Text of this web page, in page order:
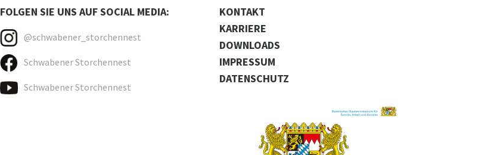
FOLGEN SIE UNS AUF SOCIAL MEDIA:
@schwabener_storchennest
Schwabener Storchennest
Schwabener Storchennest
KONTAKT
KARRIERE
DOWNLOADS
IMPRESSUM
DATENSCHUTZ